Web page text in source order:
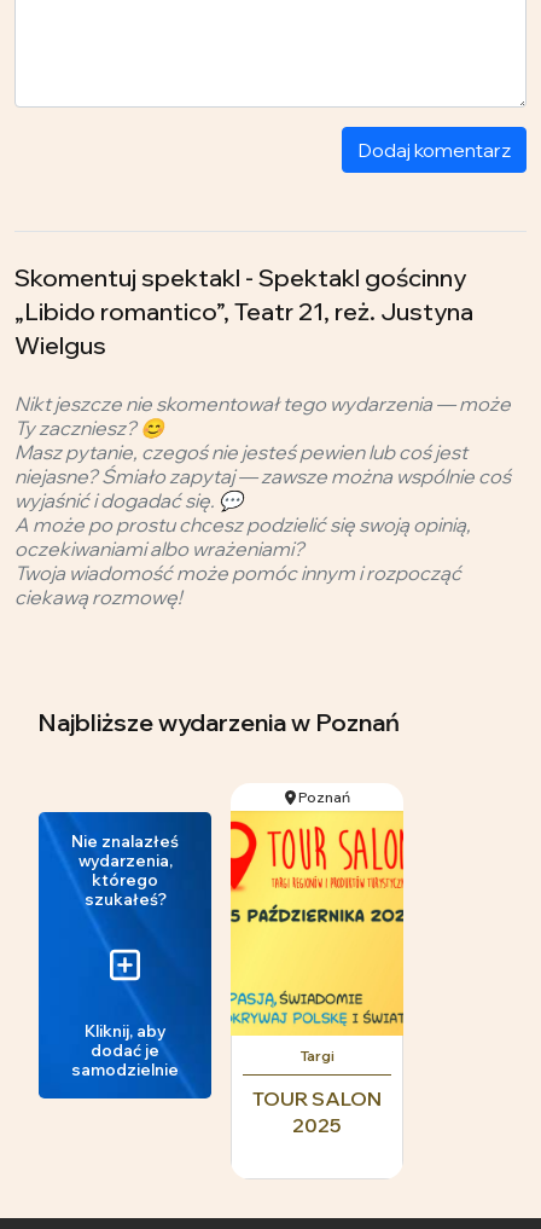
Dodaj komentarz
Skomentuj spektakl - Spektakl gościnny
„Libido romantico”, Teatr 21, reż. Justyna
Wielgus
Nikt jeszcze nie skomentował tego wydarzenia — może
Ty zaczniesz? 😊
Masz pytanie, czegoś nie jesteś pewien lub coś jest
niejasne? Śmiało zapytaj — zawsze można wspólnie coś
wyjaśnić i dogadać się. 💬
A może po prostu chcesz podzielić się swoją opinią,
oczekiwaniami albo wrażeniami?
Twoja wiadomość może pomóc innym i rozpocząć
ciekawą rozmowę!
Najbliższe wydarzeniaw Poznań
Nie znalazłeś
wydarzenia,
którego
szukałeś?
Kliknij, aby
dodać je
samodzielnie
Poznań
Targi
TOUR SALON
2025